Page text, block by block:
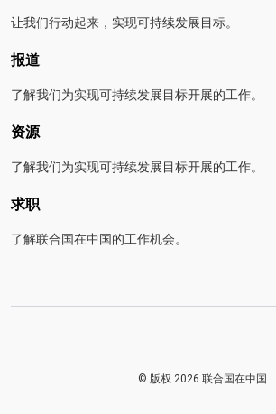
让我们行动起来，实现可持续发展目标。
报道
了解我们为实现可持续发展目标开展的工作。
资源
了解我们为实现可持续发展目标开展的工作。
求职
了解联合国在中国的工作机会。
© 版权 2026 联合国在中国